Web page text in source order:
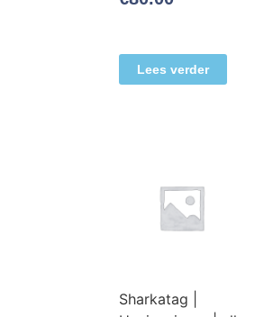
Lees verder
Sharkatag |